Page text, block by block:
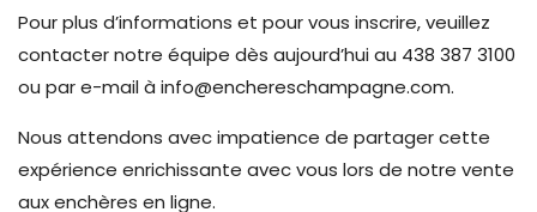
Pour plus d’informations et pour vous inscrire, veuillez
contacter notre équipe dès aujourd’hui au 438 387 3100
ou par e-mail à info@enchereschampagne.com.
Nous attendons avec impatience de partager cette
expérience enrichissante avec vous lors de notre vente
aux enchères en ligne.